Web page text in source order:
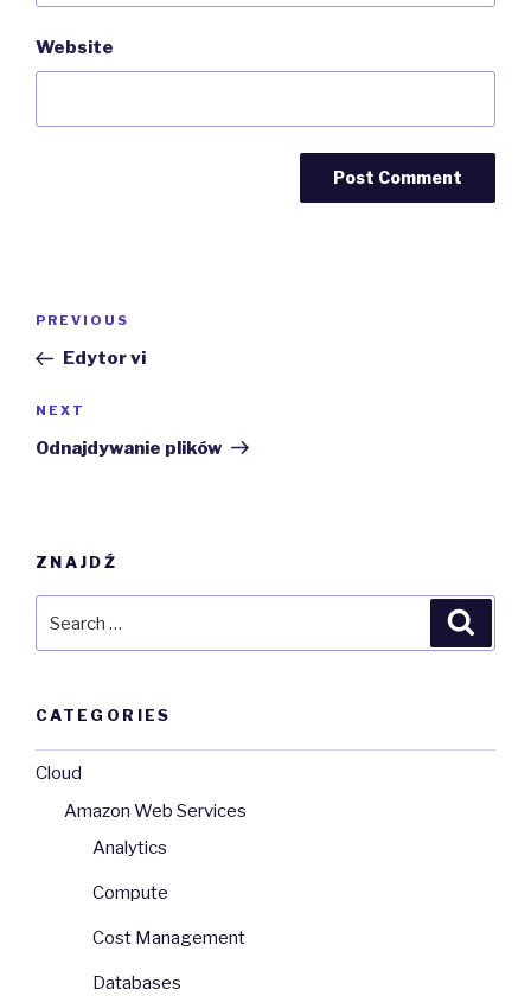
Website
Previous
Post
PREVIOUS
Edytor vi
Next
Post
NEXT
Odnajdywanie plików
ZNAJDŹ
for:
CATEGORIES
Cloud
Amazon Web Services
Analytics
Compute
Cost Management
Databases